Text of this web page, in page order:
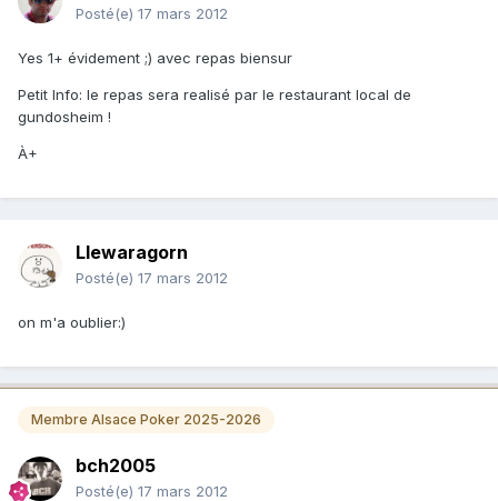
Posté(e) 17 mars 2012
Yes 1+ évidement ;) avec repas biensur
Petit Info: le repas sera realisé par le restaurant local de
gundosheim !
À+
Llewaragorn
Posté(e) 17 mars 2012
on m'a oublier:)
Membre Alsace Poker 2025-2026
bch2005
Posté(e) 17 mars 2012